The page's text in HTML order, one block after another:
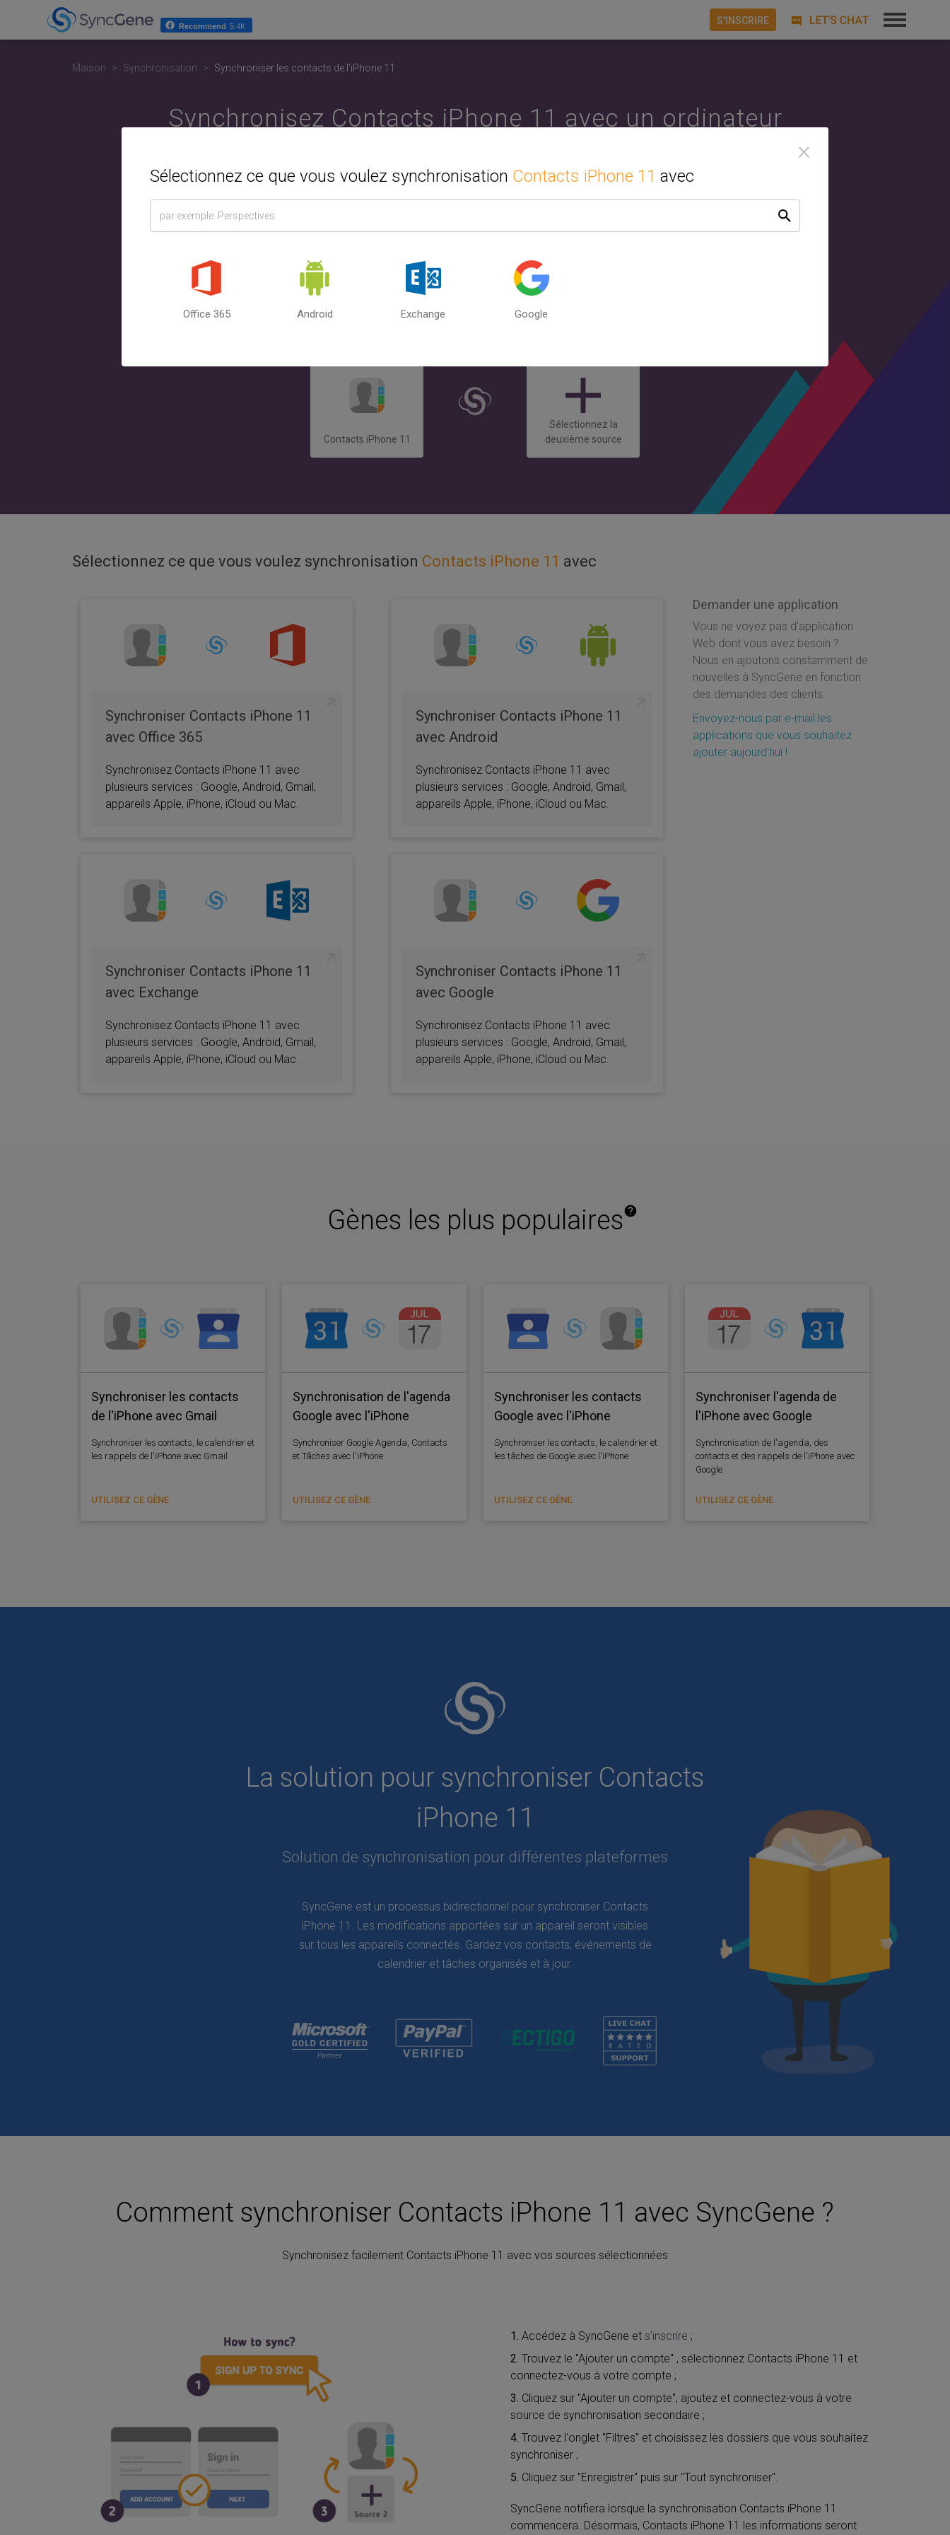
Maison Synchronisation Synchroniser les contacts de l’iPhone 11
Synchronisez Contacts iPhone 11 avec un ordinateur
iPhone, PC ou Mac.
Sélectionnez la deuxième source ou l'appareil que vous souhaitez synchroniser avec
l'ordinateur et le téléphone mobile. Entre Google, iCloud et Outlook. SyncGene peut
synchroniser Contacts iPhone 11 avec plusieurs sources.
Contacts iPhone 11
Sélectionnez la
deuxième source
×
Sélectionnez ce que vous voulez synchronisation Contacts iPhone 11 avec
Office 365 Android Exchange Google
Sélectionnez ce que vous voulez synchronisation Contacts iPhone 11 avec
Synchroniser Contacts iPhone 11
avec Office 365
Synchronisez Contacts iPhone 11 avec
plusieurs services : Google, Android, Gmail,
appareils Apple, iPhone, iCloud ou Mac.
Synchroniser Contacts iPhone 11
avec Android
Synchronisez Contacts iPhone 11 avec
plusieurs services : Google, Android, Gmail,
appareils Apple, iPhone, iCloud ou Mac.
Synchroniser Contacts iPhone 11
avec Exchange
Synchronisez Contacts iPhone 11 avec
plusieurs services : Google, Android, Gmail,
appareils Apple, iPhone, iCloud ou Mac.
Synchroniser Contacts iPhone 11
avec Google
Synchronisez Contacts iPhone 11 avec
plusieurs services : Google, Android, Gmail,
appareils Apple, iPhone, iCloud ou Mac.
Demander une application
Vous ne voyez pas d'application
Web dont vous avez besoin ?
Nous en ajoutons constamment de
nouvelles à SyncGene en fonction
des demandes des clients.
Envoyez-nous par e-mail les
applications que vous souhaitez
ajouter aujourd'hui !
Gènes les plus populaires
Synchroniser les contacts
de l'iPhone avec Gmail
Synchroniser les contacts, le calendrier et
les rappels de l'iPhone avec Gmail
UTILISEZ CE GÈNE
Synchronisation de l'agenda
Google avec l'iPhone
Synchroniser Google Agenda, Contacts
et Tâches avec l'iPhone
UTILISEZ CE GÈNE
Synchroniser les contacts
Google avec l'iPhone
Synchroniser les contacts, le calendrier et
les tâches de Google avec l'iPhone
UTILISEZ CE GÈNE
Synchroniser l'agenda de
l'iPhone avec Google
Synchronisation de l'agenda, des
contacts et des rappels de l'iPhone avec
Google
UTILISEZ CE GÈNE
La solution pour synchroniser Contacts
iPhone 11
Solution de synchronisation pour différentes plateformes
SyncGene est un processus bidirectionnel pour synchroniser Contacts
iPhone 11. Les modifications apportées sur un appareil seront visibles
sur tous les appareils connectés. Gardez vos contacts, événements de
calendrier et tâches organisés et à jour.
Comment synchroniser Contacts iPhone 11 avec SyncGene ?
Synchronisez facilement Contacts iPhone 11 avec vos sources sélectionnées
1. Accédez à SyncGene et s'inscrire ;
2. Trouvez le "Ajouter un compte" , sélectionnez Contacts iPhone 11 et
connectez-vous à votre compte ;
3. Cliquez sur "Ajouter un compte", ajoutez et connectez-vous à votre
source de synchronisation secondaire ;
4. Trouvez l'onglet "Filtres" et choisissez les dossiers que vous souhaitez
synchroniser ;
5. Cliquez sur "Enregistrer" puis sur "Tout synchroniser".
SyncGene notifiera lorsque la synchronisation Contacts iPhone 11
commencera. Désormais, Contacts iPhone 11 les informations seront
Recommend 5.4K
S'INSCRIRE